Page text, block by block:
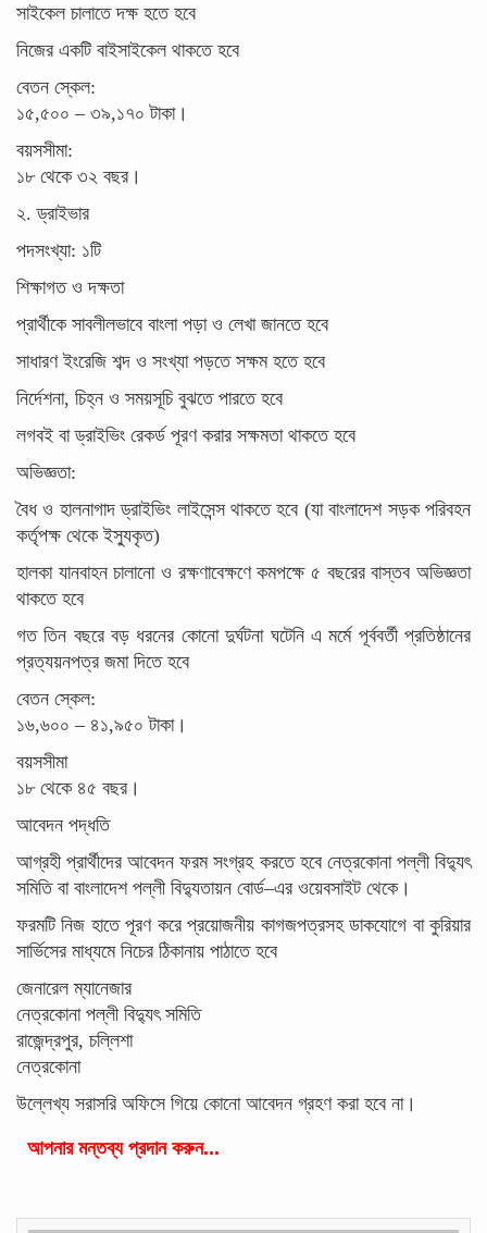
সাইকেল চালাতে দক্ষ হতে হবে
নিজের একটি বাইসাইকেল থাকতে হবে
বেতন স্কেল:
১৫,৫০০ – ৩৯,১৭০ টাকা।
বয়সসীমা:
১৮ থেকে ৩২ বছর।
২. ড্রাইভার
পদসংখ্যা: ১টি
শিক্ষাগত ও দক্ষতা
প্রার্থীকে সাবলীলভাবে বাংলা পড়া ও লেখা জানতে হবে
সাধারণ ইংরেজি শব্দ ও সংখ্যা পড়তে সক্ষম হতে হবে
নির্দেশনা, চিহ্ন ও সময়সূচি বুঝতে পারতে হবে
লগবই বা ড্রাইভিং রেকর্ড পূরণ করার সক্ষমতা থাকতে হবে
অভিজ্ঞতা:
বৈধ ও হালনাগাদ ড্রাইভিং লাইসেন্স থাকতে হবে (যা বাংলাদেশ সড়ক পরিবহন
কর্তৃপক্ষ থেকে ইস্যুকৃত)
হালকা যানবাহন চালানো ও রক্ষণাবেক্ষণে কমপক্ষে ৫ বছরের বাস্তব অভিজ্ঞতা
থাকতে হবে
গত তিন বছরে বড় ধরনের কোনো দুর্ঘটনা ঘটেনি এ মর্মে পূর্ববর্তী প্রতিষ্ঠানের
প্রত্যয়নপত্র জমা দিতে হবে
বেতন স্কেল:
১৬,৬০০ – ৪১,৯৫০ টাকা।
বয়সসীমা
১৮ থেকে ৪৫ বছর।
আবেদন পদ্ধতি
আগ্রহী প্রার্থীদের আবেদন ফরম সংগ্রহ করতে হবে নেত্রকোনা পল্লী বিদ্যুৎ
সমিতি বা বাংলাদেশ পল্লী বিদ্যুতায়ন বোর্ড–এর ওয়েবসাইট থেকে।
ফরমটি নিজ হাতে পূরণ করে প্রয়োজনীয় কাগজপত্রসহ ডাকযোগে বা কুরিয়ার
সার্ভিসের মাধ্যমে নিচের ঠিকানায় পাঠাতে হবে
জেনারেল ম্যানেজার
নেত্রকোনা পল্লী বিদ্যুৎ সমিতি
রাজেন্দ্রপুর, চল্লিশা
নেত্রকোনা
উল্লেখ্য সরাসরি অফিসে গিয়ে কোনো আবেদন গ্রহণ করা হবে না।
আপনার মন্তব্য প্রদান করুন...